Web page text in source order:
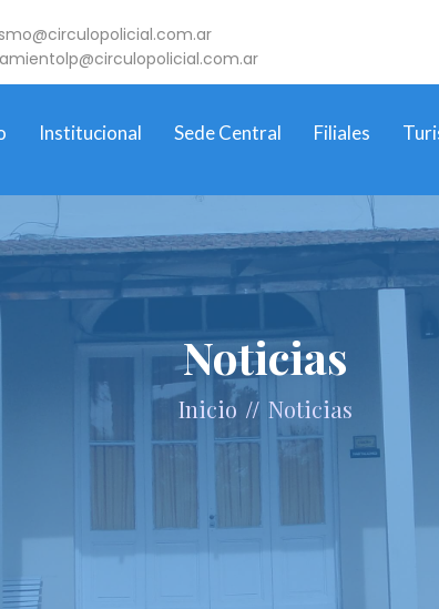
Institucional Sede Central Filiales
Noticias
Inicio // Noticias